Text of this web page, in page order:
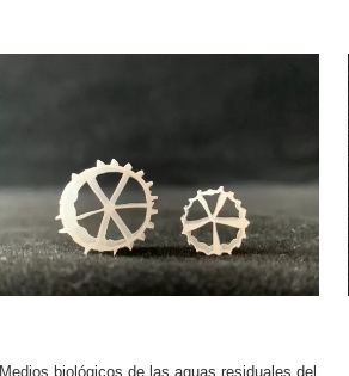
Medios biológicos de las aguas residuales del